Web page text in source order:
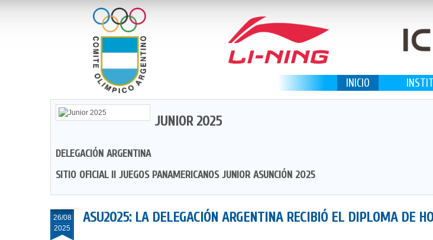
INICIO
JUNIOR 2025
DELEGACIÓN ARGENTINA
SITIO OFICIAL II JUEGOS PANAMERICANOS JUNIOR ASUNCIÓN 2025
26/08
2025
ASU2025: LA DELEGACIÓN ARGENTINA RECIBIÓ EL DIPLOMA DE